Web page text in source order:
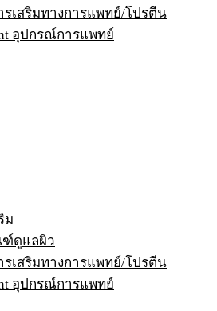
รเสริมทางการแพทย์/โปรตีน
อุปกรณ์การแพทย์
ม
ฑ์ดูแลผิว
รเสริมทางการแพทย์/โปรตีน
อุปกรณ์การแพทย์